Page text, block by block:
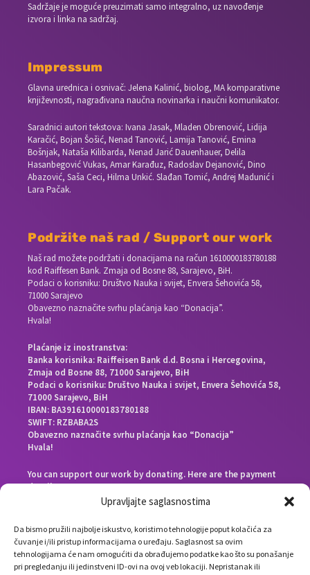
Upravljajte saglasnostima
Da bismo pružili najbolje iskustvo, koristimo tehnologije poput kolačića za
čuvanje i/ili pristup informacijama o uređaju. Saglasnost sa ovim
tehnologijama će nam omogućiti da obrađujemo podatke kao što su ponašanje
pri pregledanju ili jedinstveni ID-ovi na ovoj veb lokaciji. Nepristanak ili
Sadržaje je moguće preuzimati samo integralno, uz navođenje
izvora i linka na sadržaj.
Impressum
Glavna urednica i osnivač: Jelena Kalinić, biolog, MA komparativne
književnosti, nagrađivana naučna novinarka i naučni komunikator.
Saradnici autori tekstova: Ivana Jasak, Mladen Obrenović, Lidija
Karačić, Bojan Šošić, Nenad Tanović, Lamija Tanović, Emina
Bošnjak, Nataša Kilibarda, Nenad Jarić Dauenhauer, Delila
Hasanbegović Vukas, Amar Karađuz, Radoslav Dejanović, Dino
Abazović, Saša Ceci, Hilma Unkić. Slađan Tomić, Andrej Madunić i
Lara Pačak.
Podržite naš rad / Support our work
Naš rad možete podržati i donacijama na račun 1610000183780188
kod Raiffesen Bank. Zmaja od Bosne 88, Sarajevo, BiH.
Podaci o korisniku: Društvo Nauka i svijet, Envera Šehovića 58,
71000 Sarajevo
Obavezno naznačite svrhu plaćanja kao “Donacija”.
Hvala!
Plaćanje iz inostranstva:
Banka korisnika: Raiffeisen Bank d.d. Bosna i Hercegovina,
Zmaja od Bosne 88, 71000 Sarajevo, BiH
Podaci o korisniku: Društvo Nauka i svijet, Envera Šehovića 58,
71000 Sarajevo, BiH
IBAN: BA391610000183780188
SWIFT: RZBABA2S
Obavezno naznačite svrhu plaćanja kao “Donacija”
Hvala!
You can support our work by donating. Here are the payment
details:
Beneficiary bank: Raiffeisen Bank d.d. Bosna i Hercegovina,
End beneficiary: Društvo Nauka i svijet, Envera Šehovića 58,
71000 Sarajevo, Bosnia and Herzegovina
IBAN: BA391610000183780188
SWIFT: RZBABA2S